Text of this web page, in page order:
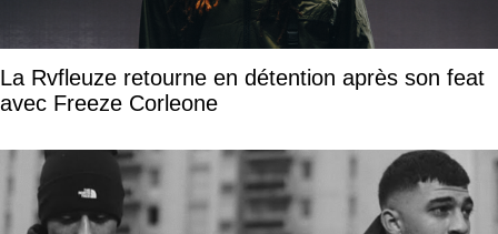
La Rvfleuze retourne en détention après son feat
avec Freeze Corleone